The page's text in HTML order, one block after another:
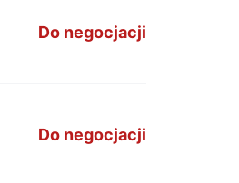
Do negocjacji
Do negocjacji